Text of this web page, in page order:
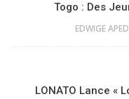
Togo : Des
EDWIGE
LONATO Lance «